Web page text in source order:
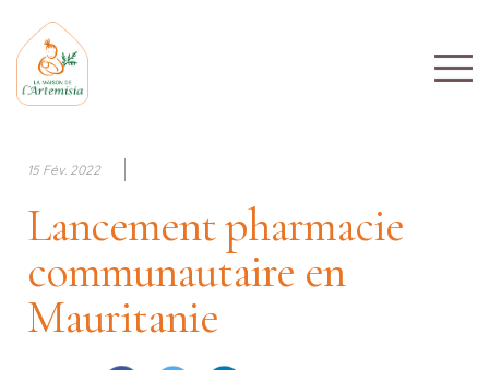
15 Fév. 2022
Lancement pharmacie
communautaire en
Mauritanie